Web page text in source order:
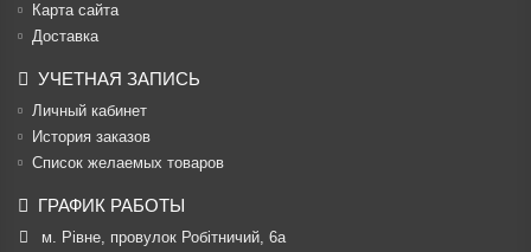
Карта сайта
Доставка
УЧЕТНАЯ ЗАПИСЬ
Личный кабинет
История заказов
Список желаемых товаров
ГРАФИК РАБОТЫ
м. Рівне, провулок Робітничий, 6а